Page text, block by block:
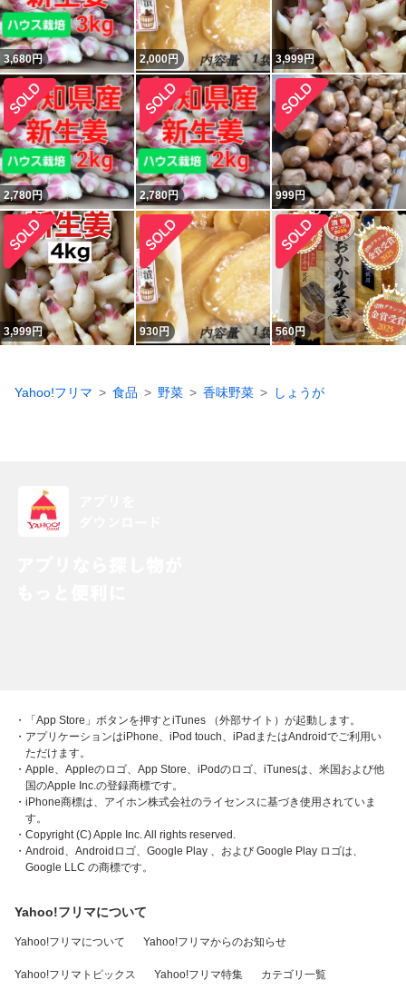
3,680円 2,000円 3,999円
2,780円 2,780円 999円
3,999円 930円 560円
Yahoo!フリマ 食品 野菜 香味野菜 しょうが
・「App Store」ボタンを押すとiTunes （外部サイト）が起動します。
・アプリケーションはiPhone、iPod touch、iPadまたはAndroidでご利用い
ただけます。
・Apple、Appleのロゴ、App Store、iPodのロゴ、iTunesは、米国および他
国のApple Inc.の登録商標です。
・iPhone商標は、アイホン株式会社のライセンスに基づき使用されていま
す。
・Copyright (C) Apple Inc. All rights reserved.
・Android、Androidロゴ、Google Play 、および Google Play ロゴは、
Google LLC の商標です。
Yahoo!フリマについて
Yahoo!フリマについて Yahoo!フリマからのお知らせ
Yahoo!フリマトピックス Yahoo!フリマ特集 カテゴリ一覧